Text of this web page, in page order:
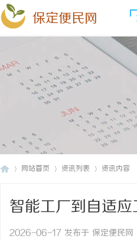
保定便民网
网站首页 资讯列表 资讯内容
智能工厂到自适
2026-06-17 发布于 保定便民网